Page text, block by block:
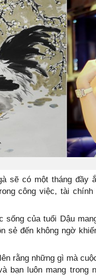
sẽ có một tháng đầy
công việc, tài
sống của tuổi Dậu
sẻ đến không ngờ
rằng những gì mà
bạn luôn mang trong